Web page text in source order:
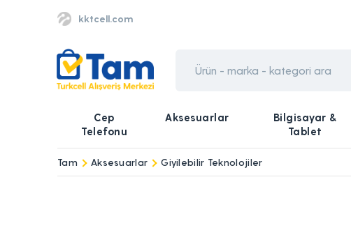
kktcell.com
Cep
Telefonu
Aksesuarlar
Bilgisayar &
Tablet
Tam Aksesuarlar Giyilebilir Teknolojiler